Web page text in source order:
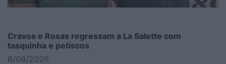
Cravos e Rosas regressam a La Salette com
tasquinha e petiscos
6/08/2026